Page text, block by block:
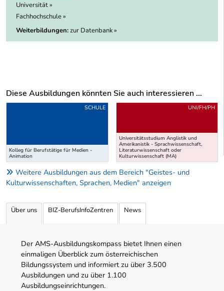
Universität »
Fachhochschule »
Weiterbildungen:zur Datenbank »
Diese Ausbildungen könnten Sie auch interessieren ...
Uber weitere Ausbildungsvorschläge
Kolleg für Berufstätige für Medien -
Animation
SCHULE
Universitätsstudium Anglistik und
Amerikanistik - Sprachwissenschaft,
Literaturwissenschaft oder
Kulturwissenschaft (MA)
UNI/FH/PH
Weitere Ausbildungen aus dem Bereich "Geistes- und
Kulturwissenschaften, Sprachen, Medien" anzeigen
Über uns BIZ-BerufsInfoZentren News
Der AMS-Ausbildungskompass bietet Ihnen einen
einmaligen Überblick zum österreichischen
Bildungssystem und informiert zu über 3.500
Ausbildungen und zu über 1.100
Ausbildungseinrichtungen.